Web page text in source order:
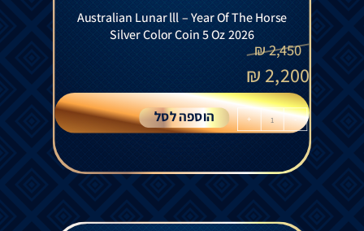
Australian Lunar lll – Year Of The Horse
Silver Color Coin 5 Oz 2026
2,450
₪
2,200
₪
-
+ הוספה לסל